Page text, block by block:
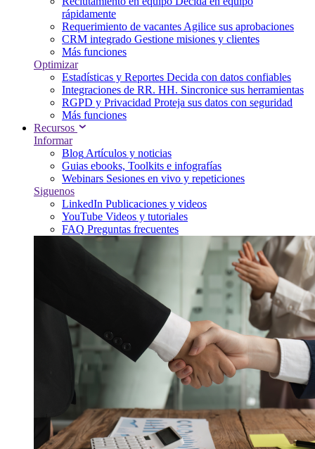
rápidamente
Requerimiento de vacantes Agilice sus aprobaciones
CRM integrado Gestione misiones y clientes
Más funciones
Optimizar
Estadísticas y Reportes Decida con datos confiables
Integraciones de RR. HH. Sincronice sus herramientas
RGPD y Privacidad Proteja sus datos con seguridad
Más funciones
Recursos
Informar
Blog Artículos y noticias
Guias ebooks, Toolkits e infografías
Webinars Sesiones en vivo y repeticiones
Siguenos
LinkedIn Publicaciones y videos
YouTube Videos y tutoriales
FAQ Preguntas frecuentes